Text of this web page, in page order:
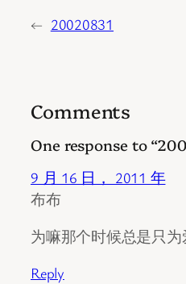
← 20020831
Comments
One response to
9 月 16 日， 2011 年
布布
为嘛那个时候总是只为
Reply